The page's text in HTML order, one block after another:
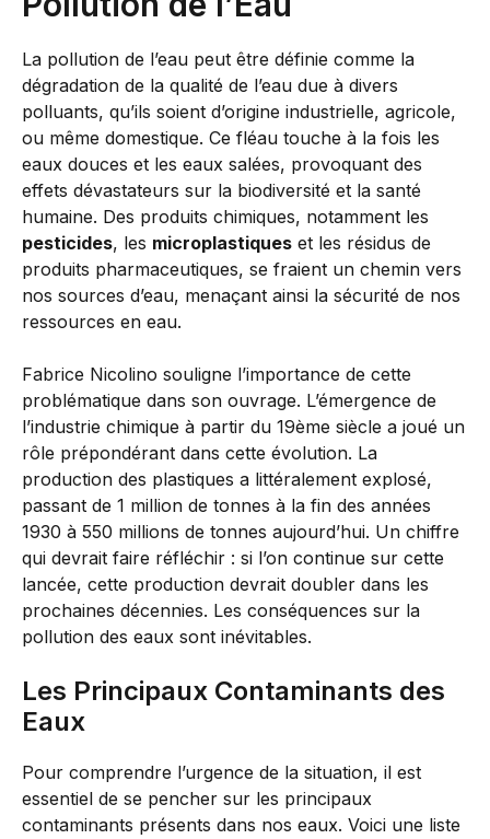
La pollution de l’eau peut être définie comme la
dégradation de la qualité de l’eau due à divers
polluants, qu’ils soient d’origine industrielle, agricole,
ou même domestique. Ce fléau touche à la fois les
eaux douces et les eaux salées, provoquant des
effets dévastateurs sur la biodiversité et la santé
humaine. Des produits chimiques, notamment les
pesticides, les microplastiques et les résidus de
produits pharmaceutiques, se fraient un chemin vers
nos sources d’eau, menaçant ainsi la sécurité de nos
ressources en eau.
Fabrice Nicolino souligne l’importance de cette
problématique dans son ouvrage. L’émergence de
l’industrie chimique à partir du 19ème siècle a joué un
rôle prépondérant dans cette évolution. La
production des plastiques a littéralement explosé,
passant de 1 million de tonnes à la fin des années
1930 à 550 millions de tonnes aujourd’hui. Un chiffre
qui devrait faire réfléchir : si l’on continue sur cette
lancée, cette production devrait doubler dans les
prochaines décennies. Les conséquences sur la
pollution des eaux sont inévitables.
Les Principaux Contaminants des
Eaux
Pour comprendre l’urgence de la situation, il est
essentiel de se pencher sur les principaux
contaminants présents dans nos eaux. Voici une liste